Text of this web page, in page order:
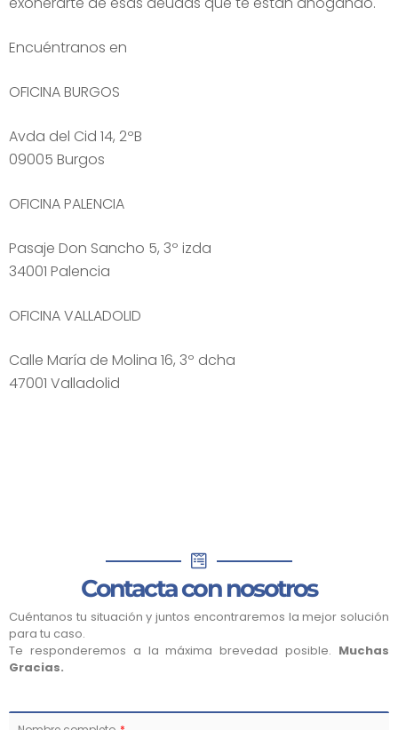
Encuéntranos en
OFICINA BURGOS
Avda del Cid 14, 2ºB
09005 Burgos
OFICINA PALENCIA
Pasaje Don Sancho 5, 3º izda
34001 Palencia
OFICINA VALLADOLID
Calle María de Molina 16, 3º dcha
47001 Valladolid
Contacta con nosotros
Cuéntanos tu situación y juntos encontraremos la mejor solución
para tu caso.
Te responderemos a la máxima brevedad posible. Muchas
Gracias.